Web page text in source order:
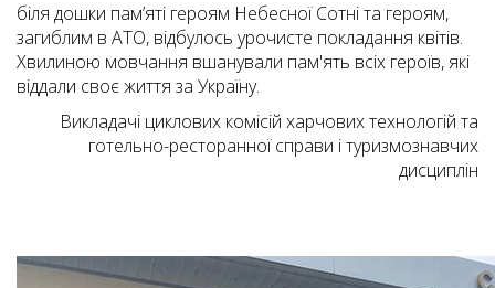
біля дошки пам’яті героям Небесної Сотні та героям,
загиблим в АТО, відбулось урочисте покладання квітів.
Хвилиною мовчання вшанували пам'ять всіх героїв, які
віддали своє життя за Україну.
Викладачі циклових комісій харчових технологій та
готельно-ресторанної справи і туризмознавчих
дисциплін